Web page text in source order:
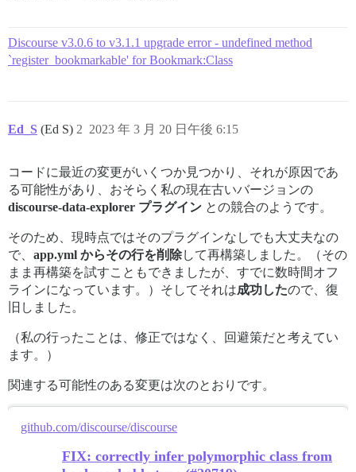
/var/www/discourse/vendor/bundle/ruby/3.1.0/
/var/www/discourse/vendor/bundle/ruby/3.1.0/
/var/www/discourse/vendor/bundle/ruby/3.1.0/gems/
/var/www/discourse/vendor/bundle/ruby/3.1.0/gems/
/var/www/discourse/vendor/bundle/ruby/3.1.0/
/var/www/discourse/vendor/bundle/ruby/3.1.0/
/var/www/discourse/vendor/bundle/ruby/3.1.0/gems/
/var/www/discourse/vendor/bundle/ruby/3.1.0/
/var/www/discourse/vendor/bundle/ruby/3.1.0/
/var/www/discourse/vendor/bundle/ruby/3.1.0/
/var/www/discourse/vendor/bundle/ruby/3.1.0/gems/
/var/www/discourse/vendor/bundle/ruby/3.1.0/gems/
/var/www/discourse/vendor/bundle/ruby/3.1.0/
/var/www/discourse/vendor/bundle/ruby/3.1.0/
/var/www/discourse/vendor/bundle/ruby/3.1.0/
/var/www/discourse/vendor/bundle/ruby/3.1.0/exe/
/var/www/discourse/vendor/bundle/ruby/3.1.0/
/var/www/discourse/vendor/bundle/ruby/3.1.0/exe/
/var/www/discourse/vendor/bundle/ruby/3.1.0/bin/
/var/www/discourse/vendor/bundle/ruby/3.1.0/bin/
Tasks: TOP => multisite:migrate => db:load_config =>
(See full trace by running task with --trace)
Docker Manager: FAILED TO UPGRADE
#<RuntimeError: RuntimeError>
Discourse v3.0.6 to v3.1.1 upgrade error - undefined method
`register_bookmarkable' for Bookmark:Class
Ed_S (Ed S) 2023 年 3 月 20 日午後 6:15
2
コードに最近の変更がいくつか見つかり、それが原因であ
る可能性があり、おそらく私の現在古いバージョンの
discourse-data-explorer プラグイン との競合のようです。
そのため、現時点ではそのプラグインなしでも大丈夫なの
で、 app.yml からその行を削除して再構築しました。（その
まま再構築を試すこともできましたが、すでに数時間オフ
ラインになっています。）そしてそれは成功したので、復
旧しました。
（私の行ったことは、修正ではなく、回避策だと考えてい
ます。）
関連する可能性のある変更は次のとおりです。
github.com/discourse/discourse
FIX: correctly infer polymorphic class from